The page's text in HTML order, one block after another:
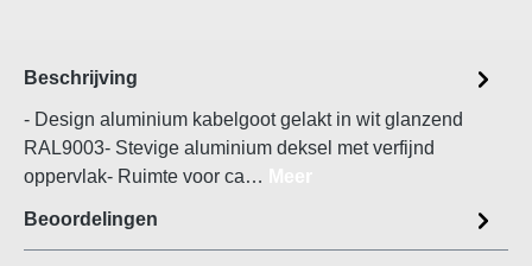
Beschrijving
- Design aluminium kabelgoot gelakt in wit glanzend
RAL9003- Stevige aluminium deksel met verfijnd
oppervlak- Ruimte voor ca…
Beoordelingen